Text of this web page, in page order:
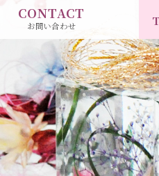
CONTACT
お問い合わせ